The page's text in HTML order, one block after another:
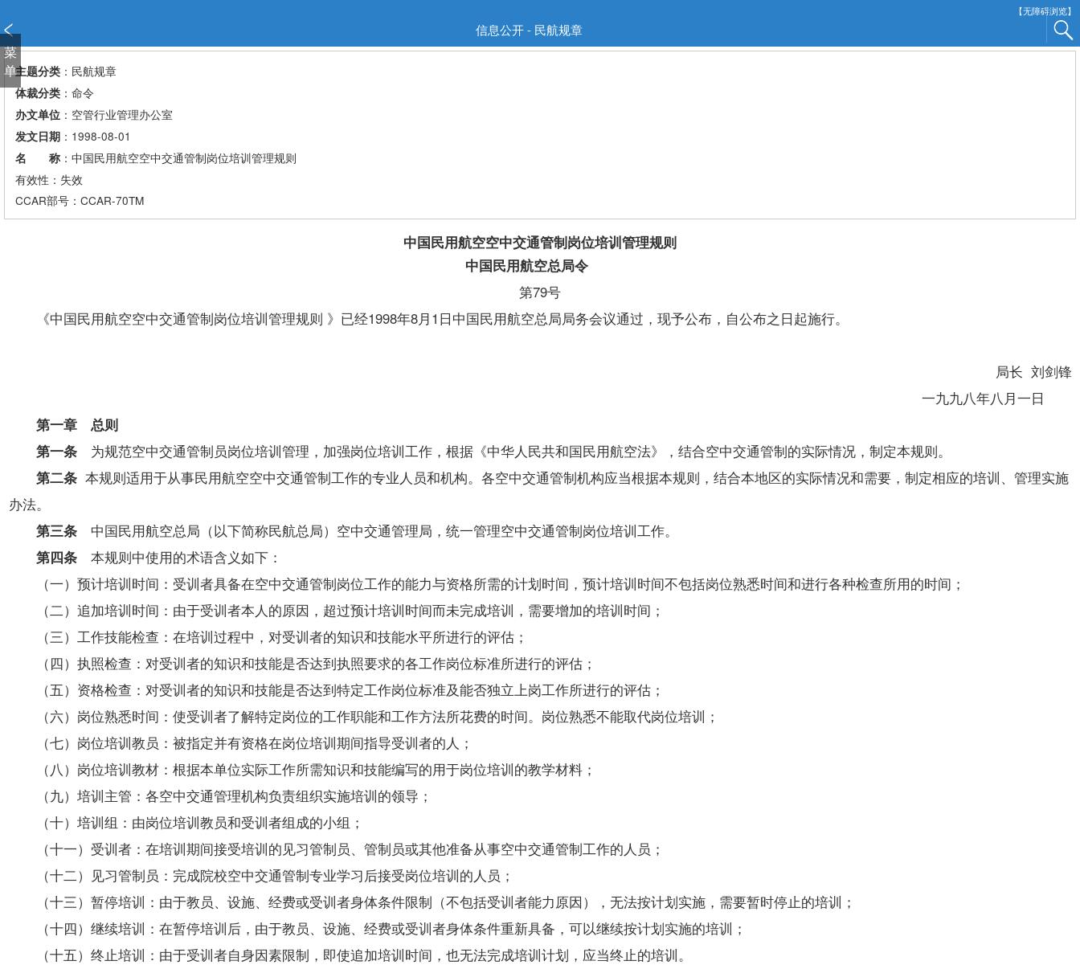
【无障碍浏览】
信息公开 - 民航规章
菜
单主题分类：民航规章
体裁分类：命令
办文单位：空管行业管理办公室
发文日期：1998-08-01
名 称：中国民用航空空中交通管制岗位培训管理规则
有效性：失效
CCAR部号：CCAR-70TM
中国民用航空空中交通管制岗位培训管理规则
中国民用航空总局令
第79号
《中国民用航空空中交通管制岗位培训管理规则 》已经1998年8月1日中国民用航空总局局务会议通过，现予公布，自公布之日起施行。
局长 刘剑锋
一九九八年八月一日
第一章 总则
第一条为规范空中交通管制员岗位培训管理，加强岗位培训工作，根据《中华人民共和国民用航空法》，结合空中交通管制的实际情况，制定本规则。
第二条本规则适用于从事民用航空空中交通管制工作的专业人员和机构。各空中交通管制机构应当根据本规则，结合本地区的实际情况和需要，制定相应的培训、管理实施
办法。
第三条中国民用航空总局（以下简称民航总局）空中交通管理局，统一管理空中交通管制岗位培训工作。
第四条 本规则中使用的术语含义如下：
（一）预计培训时间：受训者具备在空中交通管制岗位工作的能力与资格所需的计划时间，预计培训时间不包括岗位熟悉时间和进行各种检查所用的时间；
（二）追加培训时间：由于受训者本人的原因，超过预计培训时间而未完成培训，需要增加的培训时间；
（三）工作技能检查：在培训过程中，对受训者的知识和技能水平所进行的评估；
（四）执照检查：对受训者的知识和技能是否达到执照要求的各工作岗位标准所进行的评估；
（五）资格检查：对受训者的知识和技能是否达到特定工作岗位标准及能否独立上岗工作所进行的评估；
（六）岗位熟悉时间：使受训者了解特定岗位的工作职能和工作方法所花费的时间。岗位熟悉不能取代岗位培训；
（七）岗位培训教员：被指定并有资格在岗位培训期间指导受训者的人；
（八）岗位培训教材：根据本单位实际工作所需知识和技能编写的用于岗位培训的教学材料；
（九）培训主管：各空中交通管理机构负责组织实施培训的领导；
（十）培训组：由岗位培训教员和受训者组成的小组；
（十一）受训者：在培训期间接受培训的见习管制员、管制员或其他准备从事空中交通管制工作的人员；
（十二）见习管制员：完成院校空中交通管制专业学习后接受岗位培训的人员；
（十三）暂停培训：由于教员、设施、经费或受训者身体条件限制（不包括受训者能力原因），无法按计划实施，需要暂时停止的培训；
（十四）继续培训：在暂停培训后，由于教员、设施、经费或受训者身体条件重新具备，可以继续按计划实施的培训；
（十五）终止培训：由于受训者自身因素限制，即使追加培训时间，也无法完成培训计划，应当终止的培训。
窗
口
打
开